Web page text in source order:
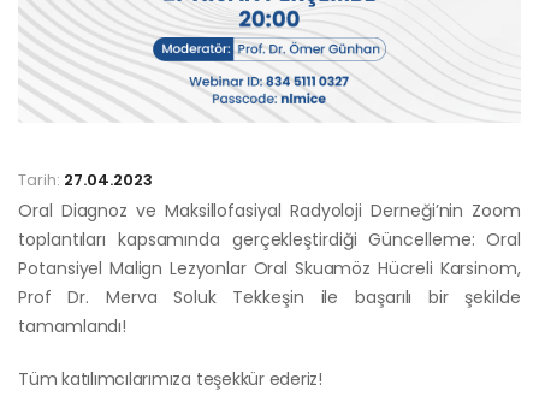
Tarih: 27.04.2023
Oral Diagnoz ve Maksillofasiyal Radyoloji Derneği’nin Zoom
toplantıları kapsamında gerçekleştirdiği Güncelleme: Oral
Potansiyel Malign Lezyonlar Oral Skuamöz Hücreli Karsinom,
Prof Dr. Merva Soluk Tekkeşin ile başarılı bir şekilde
tamamlandı!
Tüm katılımcılarımıza teşekkür ederiz!